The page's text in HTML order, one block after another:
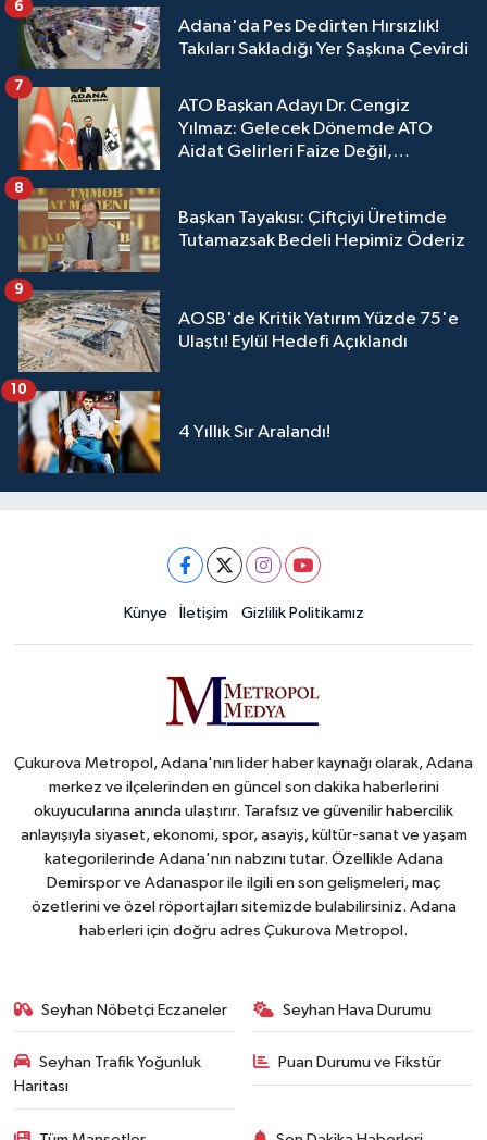
Adana'da Pes Dedirten Hırsızlık!
Takıları Sakladığı Yer Şaşkına Çevirdi
6
ATO Başkan Adayı Dr. Cengiz
Yılmaz: Gelecek Dönemde ATO
Aidat Gelirleri Faize Değil,
7
Başkan Tayakısı: Çiftçiyi Üretimde
Tutamazsak Bedeli Hepimiz Öderiz
8
AOSB'de Kritik Yatırım Yüzde 75'e
Ulaştı! Eylül Hedefi Açıklandı
9
4 Yıllık Sır Aralandı!
10
Künye İletişim Gizlilik Politikamız
Çukurova Metropol, Adana'nın lider haber kaynağı olarak, Adana
merkez ve ilçelerinden en güncel son dakika haberlerini
okuyucularına anında ulaştırır. Tarafsız ve güvenilir habercilik
anlayışıyla siyaset, ekonomi, spor, asayiş, kültür-sanat ve yaşam
kategorilerinde Adana'nın nabzını tutar. Özellikle Adana
Demirspor ve Adanaspor ile ilgili en son gelişmeleri, maç
özetlerini ve özel röportajları sitemizde bulabilirsiniz. Adana
haberleri için doğru adres Çukurova Metropol.
Seyhan Nöbetçi Eczaneler Seyhan Hava Durumu
Seyhan Trafik Yoğunluk
Haritası
Puan Durumu ve Fikstür